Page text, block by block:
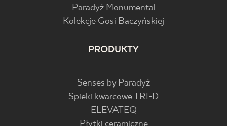
Paradyż Monumental
Kolekcje Gosi Baczyńskiej
PRODUKTY
Senses by Paradyż
Spieki kwarcowe TRI-D
ELEVATEQ